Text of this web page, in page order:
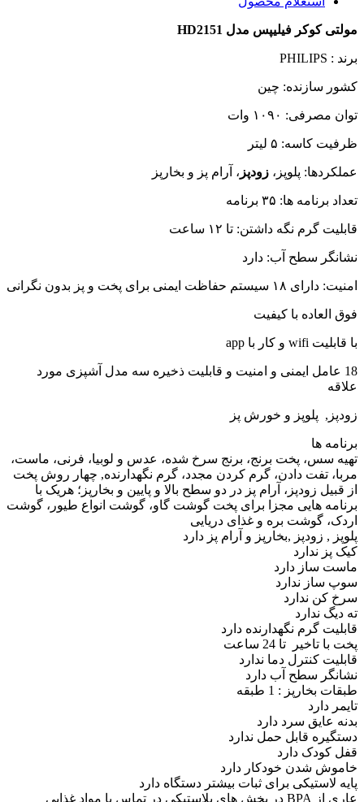
مولتی کوکر فیلیپس مدل HD2151
برند : PHILIPS
کشور سازنده: چین
توان مصرفی: ۱۰۹۰ وات
ظرفیت کاسه: ۵ لیتر
عملکردها: پلوپز، زودپز ، آرام پز و بخارپز
تعداد برنامه ها: ۳۵ برنامه
قابلیت گرم نگه داشتن: تا ۱۲ ساعت
نشانگر سطح آب: دارد
امنیت: دارای ۱۸ سیستم حفاظت ایمنی برای پخت و پز بدون نگرانی
فوق العاده با کیفیت
با قابلیت wifi و کار با app
18 عامل ایمنی و امنیت و قابلیت ذخیره سه مدل آشپزی مورد
علاقه
زودپز, پلوپز و خورش پز
برنامه ها
تهیه سس، پخت برنج، برنج سرخ شده، عدس و لوبیا، فرنی، ماست،
مربا، تفت دادن، گرم کردن مجدد، گرم نگهدارنده, چهار روش پخت
از قبیل زودپز، آرام پز در دو سطح بالا و پایین و بخارپز؛ هریک با
برنامه هایی مجزا برای پخت گوشت گاو، گوشت انواع طیور، گوشت
اردک، گوشت بره و غذای دریایی
پلوپز , زودپز ,بخارپز و آرام پز دارد
کیک پز ندارد
ماست ساز دارد
سوپ ساز ندارد
سرخ کن ندارد
ته دیگ ندارد
قابلیت گرم نگهدارنده دارد
پخت با تاخیر تا 24 ساعت
قابلیت کنترل دما ندارد
نشانگر سطح آب دارد
طبقات بخارپز : 1 طبقه
تایمر دارد
بدنه عایق سرد دارد
دستگیره قابل حمل ندارد
قفل کودک دارد
خاموش شدن خودکار دارد
پایه لاستیکی برای ثبات بیشتر دستگاه دارد
عاری از BPA در بخش های پلاستیکی در تماس با مواد غذایی